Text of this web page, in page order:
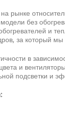
рынке
без
и
за который
в
и
подсветки и